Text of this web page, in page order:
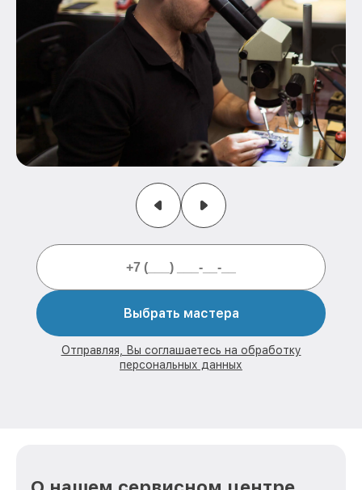
Выбрать мастера
Отправляя, Вы соглашаетесь на обработку
персональных данных